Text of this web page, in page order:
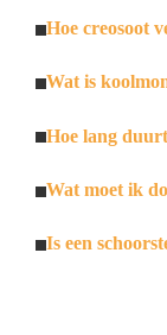
Hoe creosoot
Wat is
Hoe lang duurt
Wat moet ik
Is een